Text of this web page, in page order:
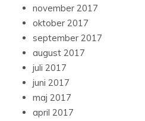
november 2017
oktober 2017
september 2017
august 2017
juli 2017
juni 2017
maj 2017
april 2017